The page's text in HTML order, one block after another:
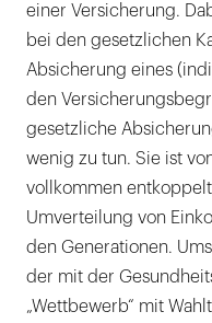
einer Versicherung.
bei den gesetzlichen
Absicherung eines
den
gesetzliche
wenig zu tun. Sie ist
vollkommen
Umverteilung von
den Generationen.
der mit der
„Wettbewerb“ mit